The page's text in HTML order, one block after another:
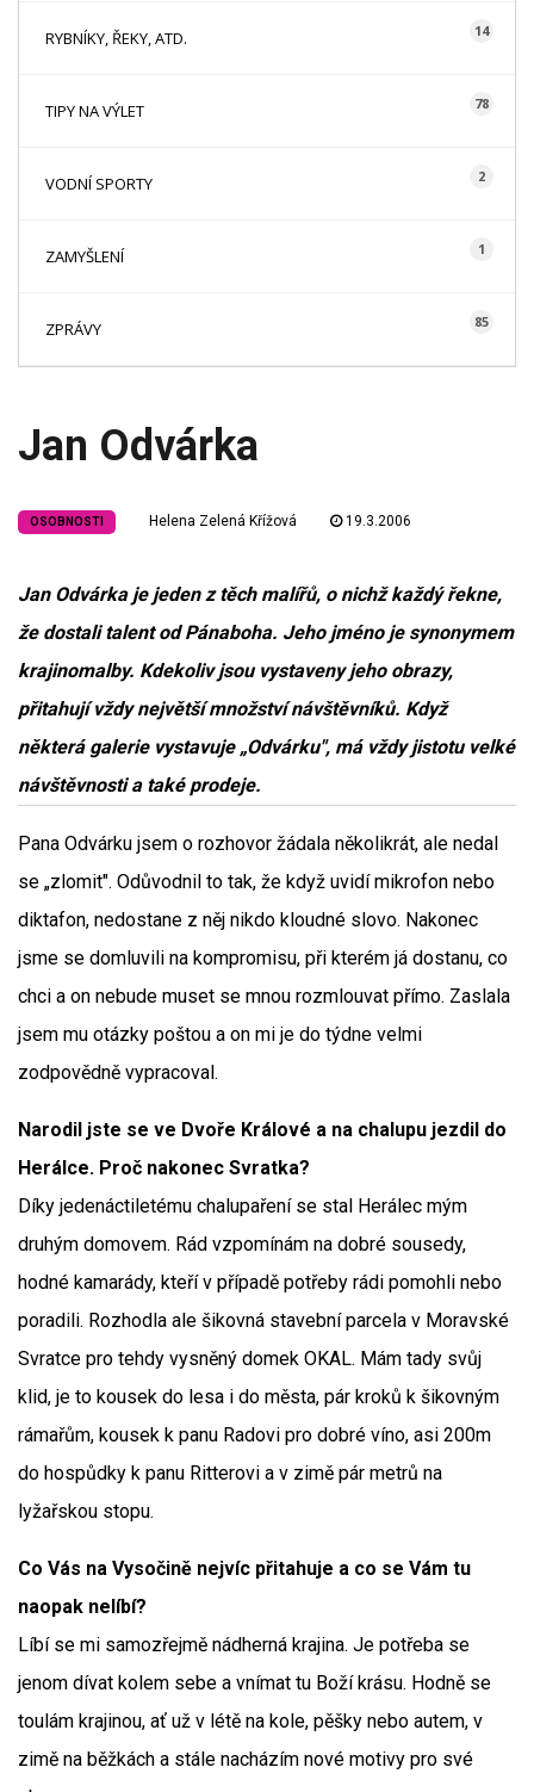
RYBNÍKY, ŘEKY, ATD. 14
TIPY NA VÝLET 78
VODNÍ SPORTY 2
ZAMYŠLENÍ 1
ZPRÁVY 85
Jan Odvárka
OSOBNOSTI Helena Zelená Křížová 19.3.2006
Jan Odvárka je jeden z těch malířů, o nichž každý řekne,
že dostali talent od Pánaboha. Jeho jméno je synonymem
krajinomalby. Kdekoliv jsou vystaveny jeho obrazy,
přitahují vždy největší množství návštěvníků. Když
některá galerie vystavuje „Odvárku", má vždy jistotu velké
návštěvnosti a také prodeje.
Pana Odvárku jsem o rozhovor žádala několikrát, ale nedal
se „zlomit". Odůvodnil to tak, že když uvidí mikrofon nebo
diktafon, nedostane z něj nikdo kloudné slovo. Nakonec
jsme se domluvili na kompromisu, při kterém já dostanu, co
chci a on nebude muset se mnou rozmlouvat přímo. Zaslala
jsem mu otázky poštou a on mi je do týdne velmi
zodpovědně vypracoval.
Narodil jste se ve Dvoře Králové a na chalupu jezdil do
Herálce. Proč nakonec Svratka?
Díky jedenáctiletému chalupaření se stal Herálec mým
druhým domovem. Rád vzpomínám na dobré sousedy,
hodné kamarády, kteří v případě potřeby rádi pomohli nebo
poradili. Rozhodla ale šikovná stavební parcela v Moravské
Svratce pro tehdy vysněný domek OKAL. Mám tady svůj
klid, je to kousek do lesa i do města, pár kroků k šikovným
rámařům, kousek k panu Radovi pro dobré víno, asi 200m
do hospůdky k panu Ritterovi a v zimě pár metrů na
lyžařskou stopu.
Co Vás na Vysočině nejvíc přitahuje a co se Vám tu
naopak nelíbí?
Líbí se mi samozřejmě nádherná krajina. Je potřeba se
jenom dívat kolem sebe a vnímat tu Boží krásu. Hodně se
toulám krajinou, ať už v létě na kole, pěšky nebo autem, v
zimě na běžkách a stále nacházím nové motivy pro své